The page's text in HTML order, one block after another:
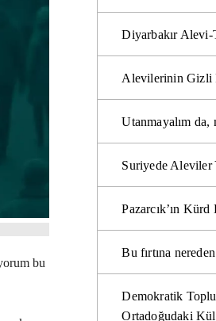
bu
Diyarbakır
Alevilerinin Gizli
Utanmayalım da,
Suriyede
Pazarcık’ın
Bu fırtına
Demokratik
Ortadoğudaki